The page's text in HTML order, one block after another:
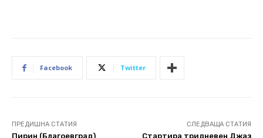
Facebook Twitter
ПРЕДИШНА СТАТИЯ
Пирин (Благоевград)
СЛЕДВАЩА СТАТИЯ
Стартира тридневен Джаз